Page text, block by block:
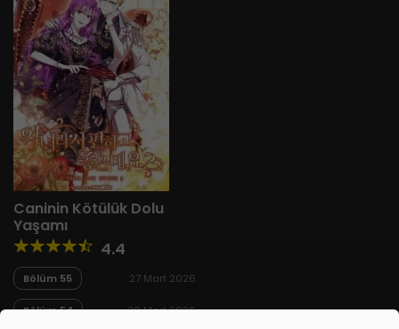
Caninin Kötülük Dolu
Yaşamı
4.4
Bölüm 55 27 Mart 2026
Bölüm 54 20 Mart 2026